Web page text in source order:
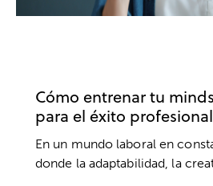
Cómo entrenar tu
para el éxito profesional
En un mundo laboral en
donde la adaptabilidad, la